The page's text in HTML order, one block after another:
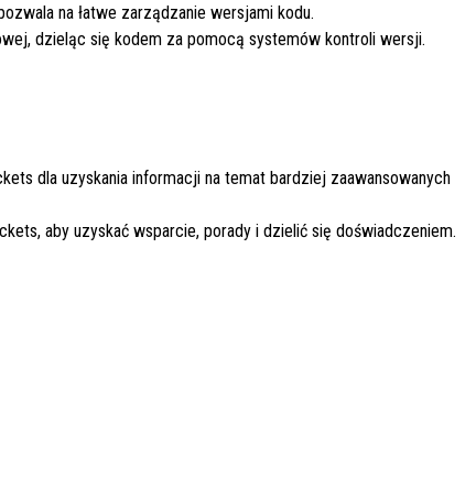
na łatwe zarządzanie wersjami kodu.
dzieląc się kodem za pomocą systemów kontroli wersji.
dla uzyskania informacji na temat bardziej zaawansowanych
aby uzyskać wsparcie, porady i dzielić się doświadczeniem.